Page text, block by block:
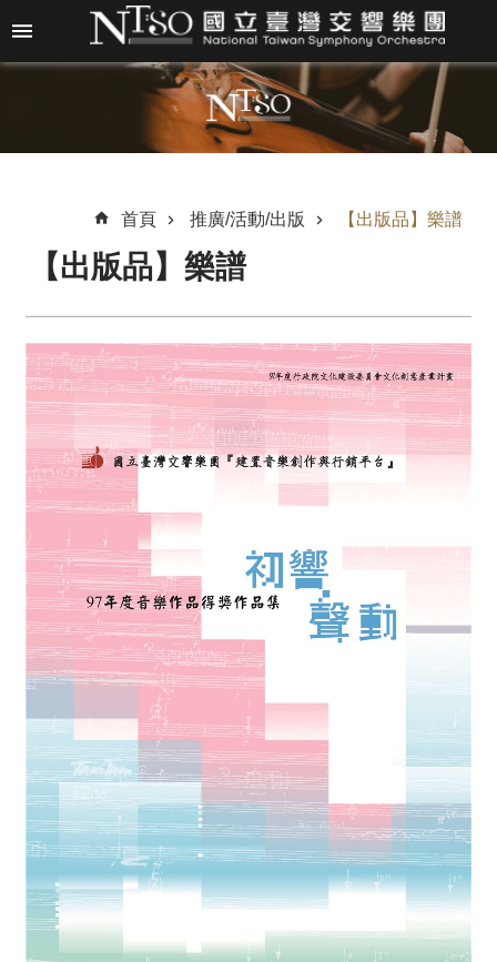
跳到主要內容區塊
尋
N
T
S
O
最
新
消
音
樂
會
廳
園
區
推
廣
首頁 推廣/活動/出版 【出版品】樂譜
【出版品】樂譜